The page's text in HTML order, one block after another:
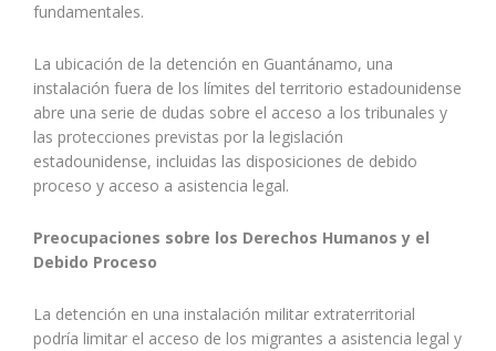
fundamentales.
La ubicación de la detención en Guantánamo, una
instalación fuera de los límites del territorio estadounidense
abre una serie de dudas sobre el acceso a los tribunales y
las protecciones previstas por la legislación
estadounidense, incluidas las disposiciones de debido
proceso y acceso a asistencia legal.
Preocupaciones sobre los Derechos Humanos y el
Debido Proceso
La detención en una instalación militar extraterritorial
podría limitar el acceso de los migrantes a asistencia legal y